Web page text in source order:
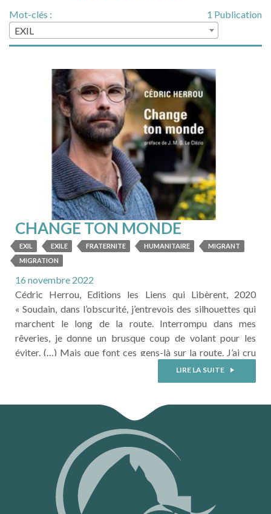
1 Publication
Mot-clés :
EXIL
CHANGE TON MONDE
EXIL EXILE FRATERNITE HUMANITAIRE
MIGRANT
MIGRATION
16 novembre 2022
Cédric Herrou, Editions les Liens qui Libèrent, 2020
« Soudain, dans l’obscurité, j’entrevois des silhouettes qui
marchent le long de la route. Interrompu dans mes
rêveries, je donne un brusque coup de volant pour les
éviter. (…) Mais que font ces gens-là sur la route. J’ai cru
voir des gosses…. (…) Je leur propose de monter à l’arrière,
LIRE LA SUITE
LIRE LA SUITE